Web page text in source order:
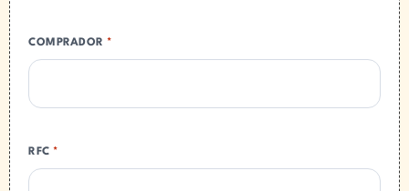
COMPRADOR *
RFC *